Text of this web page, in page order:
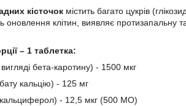
кісточок містить багато цукрів
клітин, виявляє протизапальну
– 1 таблетка:
бета-каротину) - 1500 мкг
кальцію) - 125 мг
- 12,5 мкг (500 МО)